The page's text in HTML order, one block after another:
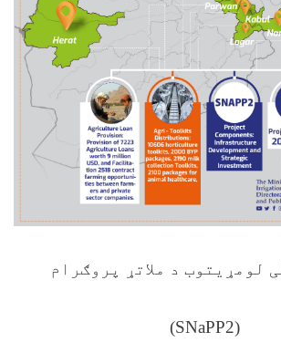
لومړیتوب د ملاتړ پروګرام
(
SNaPP2
)